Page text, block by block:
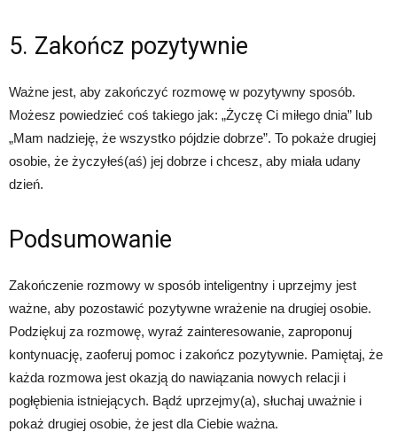
5. Zakończ pozytywnie
Ważne jest, aby zakończyć rozmowę w pozytywny sposób.
Możesz powiedzieć coś takiego jak: „Życzę Ci miłego dnia” lub
„Mam nadzieję, że wszystko pójdzie dobrze”. To pokaże drugiej
osobie, że życzyłeś(aś) jej dobrze i chcesz, aby miała udany
dzień.
Podsumowanie
Zakończenie rozmowy w sposób inteligentny i uprzejmy jest
ważne, aby pozostawić pozytywne wrażenie na drugiej osobie.
Podziękuj za rozmowę, wyraź zainteresowanie, zaproponuj
kontynuację, zaoferuj pomoc i zakończ pozytywnie. Pamiętaj, że
każda rozmowa jest okazją do nawiązania nowych relacji i
pogłębienia istniejących. Bądź uprzejmy(a), słuchaj uważnie i
pokaż drugiej osobie, że jest dla Ciebie ważna.